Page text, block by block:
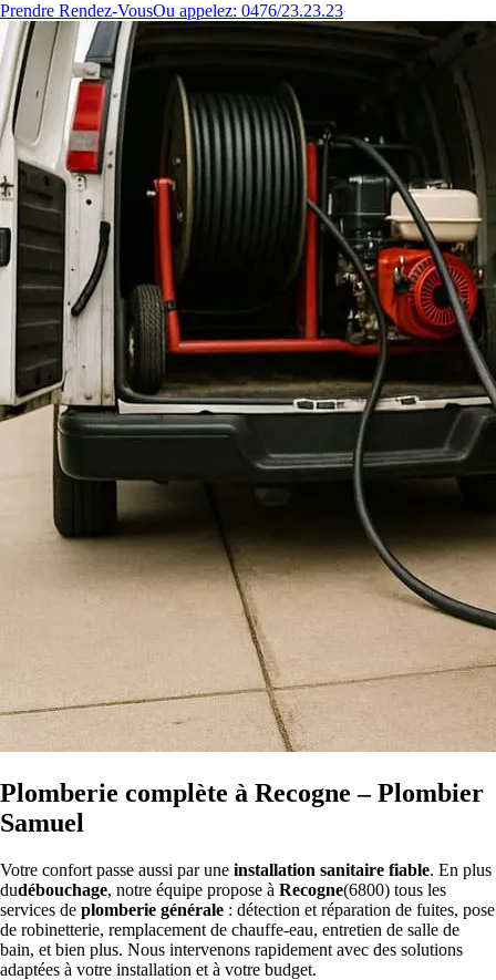
Prendre Rendez-VousOu appelez: 0476/23.23.23
Plomberie complète à Recogne – Plombier
Samuel
Votre confort passe aussi par une installation sanitaire fiable. En plus
dudébouchage, notre équipe propose à Recogne(6800) tous les
services de plomberie générale : détection et réparation de fuites, pose
de robinetterie, remplacement de chauffe-eau, entretien de salle de
bain, et bien plus. Nous intervenons rapidement avec des solutions
adaptées à votre installation et à votre budget.